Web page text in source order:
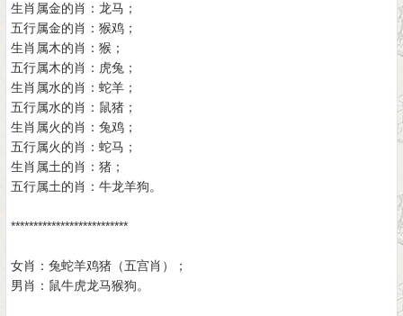
生肖属金的肖：龙马；
五行属金的肖：猴鸡；
生肖属木的肖：猴；
五行属木的肖：虎兔；
生肖属水的肖：蛇羊；
五行属水的肖：鼠猪；
生肖属火的肖：兔鸡；
五行属火的肖：蛇马；
生肖属土的肖：猪；
五行属土的肖：牛龙羊狗。
**************************
女肖：兔蛇羊鸡猪（五宫肖）；
男肖：鼠牛虎龙马猴狗。